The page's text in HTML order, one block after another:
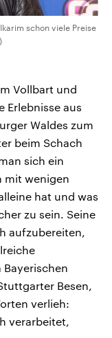
schon viele Preise
Vollbart und
Erlebnisse aus
Waldes zum
beim Schach
sich ein
mit wenigen
hat und was
zu sein. Seine
aufzubereiten,
Besen,
verlieh:
verarbeitet,